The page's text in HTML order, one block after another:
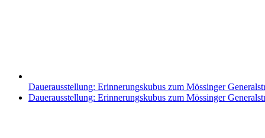
Dauerausstellung: Erinnerungskubus zum Mössinger
Nächster
Dauerausstellung: Erinnerungskubus zum Mössinger